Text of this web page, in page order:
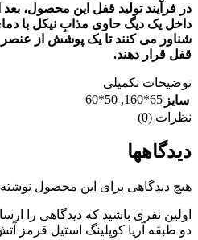
در فرآیند تولید قفل این محصول،
شناور می کنند تا یک پوشش از
قفل قرار دهند.
توضیحات تکمیلی
سایز 65*160
,
50*60
نظرات (0)
دیدگاهها
هیچ دیدگاهی برای این محصول
اولین نفری باشید که دیدگاهی را
دو طبقه آریا کوپلینگ استیل قرمز